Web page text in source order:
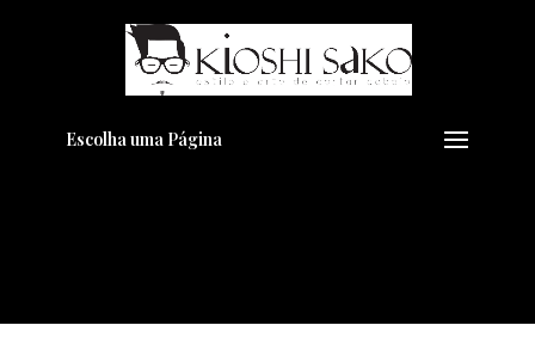
Escolha uma Página
Pensando em transformar seu
Visual??